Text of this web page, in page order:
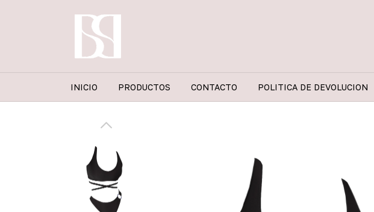
INICIO PRODUCTOS CONTACTO POLITICA DE DEVOLUCION